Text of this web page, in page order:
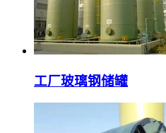
工厂玻璃钢储罐